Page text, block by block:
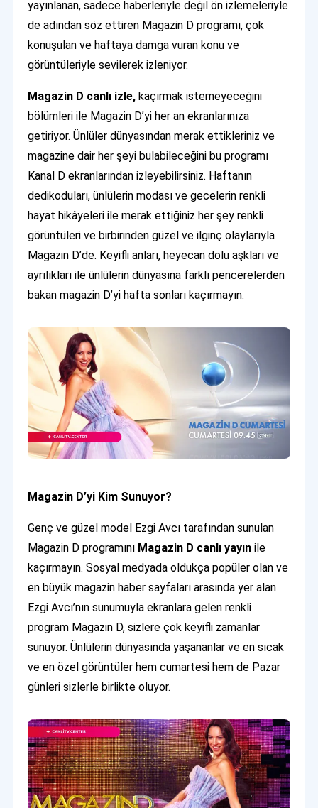
yayınlanan, sadece haberleriyle değil ön izlemeleriyle
de adından söz ettiren Magazin D programı, çok
konuşulan ve haftaya damga vuran konu ve
görüntüleriyle sevilerek izleniyor.
Magazin D canlı izle, kaçırmak istemeyeceğini
bölümleri ile Magazin D’yi her an ekranlarınıza
getiriyor. Ünlüler dünyasından merak ettikleriniz ve
magazine dair her şeyi bulabileceğini bu programı
Kanal D ekranlarından izleyebilirsiniz. Haftanın
dedikoduları, ünlülerin modası ve gecelerin renkli
hayat hikâyeleri ile merak ettiğiniz her şey renkli
görüntüleri ve birbirinden güzel ve ilginç olaylarıyla
Magazin D’de. Keyifli anları, heyecan dolu aşkları ve
ayrılıkları ile ünlülerin dünyasına farklı pencerelerden
bakan magazin D’yi hafta sonları kaçırmayın.
Magazin D’yi Kim Sunuyor?
Genç ve güzel model Ezgi Avcı tarafından sunulan
Magazin D programını Magazin D canlı yayın ile
kaçırmayın. Sosyal medyada oldukça popüler olan ve
en büyük magazin haber sayfaları arasında yer alan
Ezgi Avcı’nın sunumuyla ekranlara gelen renkli
program Magazin D, sizlere çok keyifli zamanlar
sunuyor. Ünlülerin dünyasında yaşananlar ve en sıcak
ve en özel görüntüler hem cumartesi hem de Pazar
günleri sizlerle birlikte oluyor.